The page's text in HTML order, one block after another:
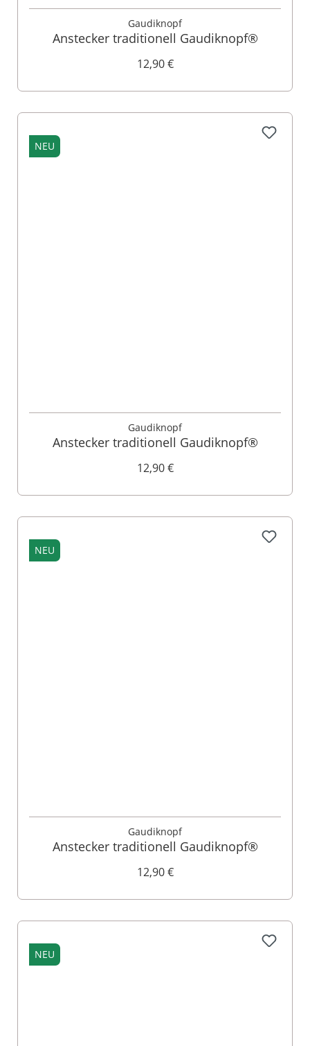
Gaudiknopf
Anstecker traditionell Gaudiknopf®
12,90 €
NEU
Gaudiknopf
Anstecker traditionell Gaudiknopf®
12,90 €
NEU
Gaudiknopf
Anstecker traditionell Gaudiknopf®
12,90 €
NEU